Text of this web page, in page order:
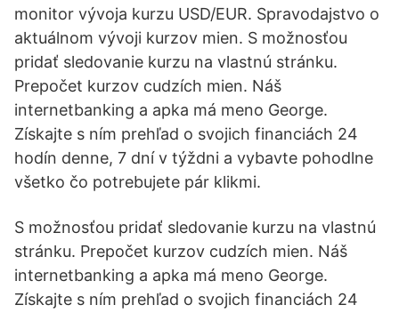
monitor vývoja kurzu USD/EUR. Spravodajstvo o
aktuálnom vývoji kurzov mien. S možnosťou
pridať sledovanie kurzu na vlastnú stránku.
Prepočet kurzov cudzích mien. Náš
internetbanking a apka má meno George.
Získajte s ním prehľad o svojich financiách 24
hodín denne, 7 dní v týždni a vybavte pohodlne
všetko čo potrebujete pár klikmi.
S možnosťou pridať sledovanie kurzu na vlastnú
stránku. Prepočet kurzov cudzích mien. Náš
internetbanking a apka má meno George.
Získajte s ním prehľad o svojich financiách 24